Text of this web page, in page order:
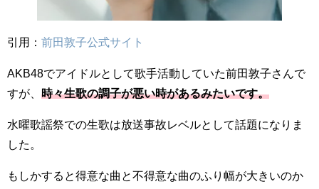
引用： 前田敦子公式サイト
AKB48でアイドルとして歌手活動していた前田敦子さんで
すが、 時々生歌の調子が悪い時があるみたいです。
水曜歌謡祭での生歌は放送事故レベルとして話題になりま
した。
もしかすると得意な曲と不得意な曲のふり幅が大きいのか